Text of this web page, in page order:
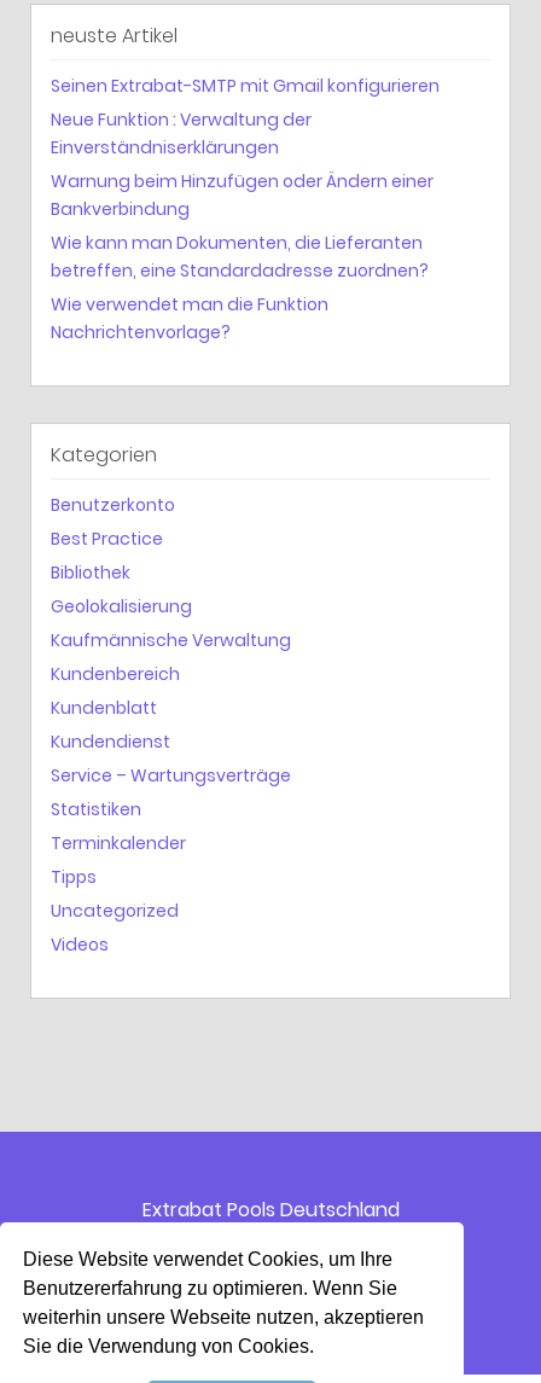
Diese Website verwendet Cookies, um Ihre
Benutzererfahrung zu optimieren. Wenn Sie
weiterhin unsere Webseite nutzen, akzeptieren
Sie die Verwendung von Cookies.
neuste Artikel
Seinen Extrabat-SMTP mit Gmail konfigurieren
Neue Funktion : Verwaltung der
Einverständniserklärungen
Warnung beim Hinzufügen oder Ändern einer
Bankverbindung
Wie kann man Dokumenten, die Lieferanten
betreffen, eine Standardadresse zuordnen?
Wie verwendet man die Funktion
Nachrichtenvorlage?
Kategorien
Benutzerkonto
Best Practice
Bibliothek
Geolokalisierung
Kaufmännische Verwaltung
Kundenbereich
Kundenblatt
Kundendienst
Service – Wartungsverträge
Statistiken
Terminkalender
Tipps
Uncategorized
Videos
Extrabat Pools Deutschland
Walter-Kolb Str. 9-11
60594 Frankfurt am Main
ZUR EXTRABAT WEBSEITE